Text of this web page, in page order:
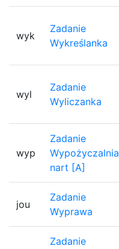
wyk
Zadanie
Wykreślanka
wyl
Zadanie
Wyliczanka
wyp
Zadanie
Wypożyczalnia
nart [A]
jou
Zadanie
Wyprawa
Zadanie